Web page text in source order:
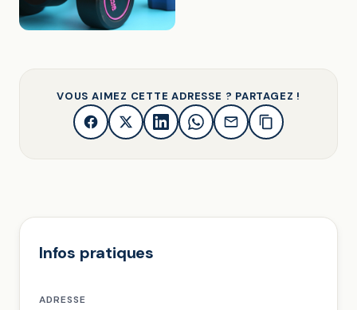
VOUS AIMEZ CETTE ADRESSE ? PARTAGEZ !
Infos pratiques
ADRESSE